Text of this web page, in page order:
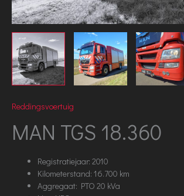
Reddingsvoertuig
MAN TGS 18.360
Registratiejaar: 2010
Kilometerstand: 16.700 km
Aggregaat: PTO 20 kVa